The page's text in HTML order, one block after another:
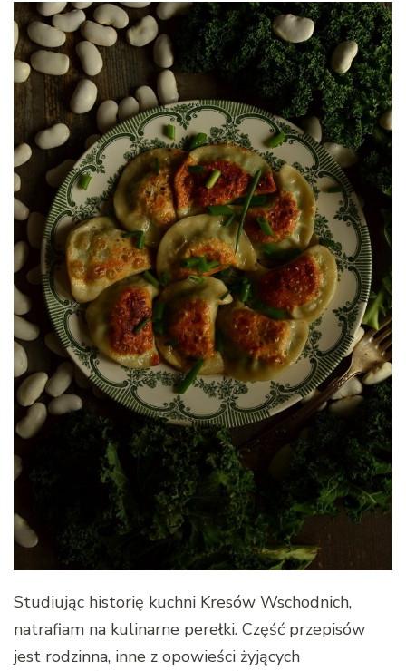
Studiując historię kuchni Kresów Wschodnich,
natrafiam na kulinarne perełki. Część przepisów
jest rodzinna, inne z opowieści żyjących